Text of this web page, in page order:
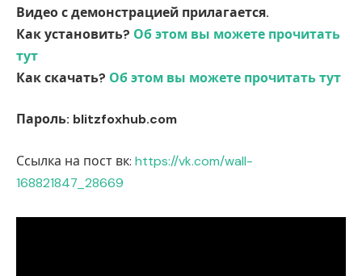
Видео с демонстрацией прилагается.
Как установить? Об этом вы можете прочитать
тут
Как скачать? Об этом вы можете прочитать тут
Пароль: blitzfoxhub.com
Ссылка на пост вк: https://vk.com/wall-
168821847_28669